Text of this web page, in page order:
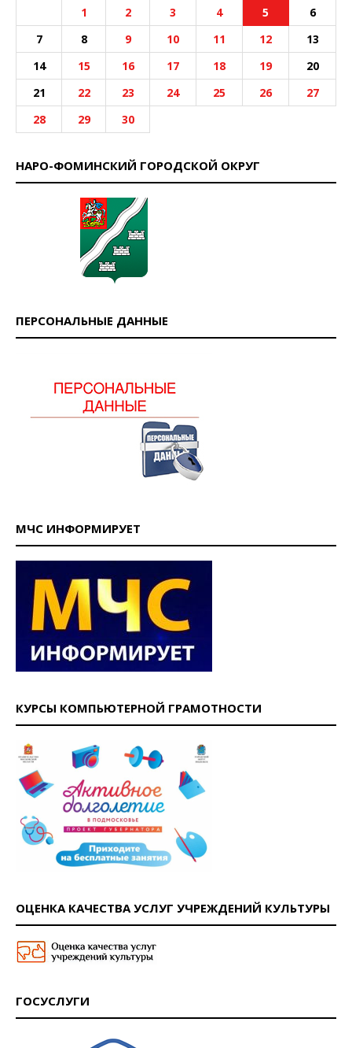
1 2 3 4 5
6
7
8 9 10 11 12
13
14
15 16 17 18 19
20
21
22 23 24 25 26
27
28
29 30
НАРО-ФОМИНСКИЙ ГОРОДСКОЙ ОКРУГ
ПЕРСОНАЛЬНЫЕ ДАННЫЕ
МЧС ИНФОРМИРУЕТ
КУРСЫ КОМПЬЮТЕРНОЙ ГРАМОТНОСТИ
ОЦЕНКА КАЧЕСТВА УСЛУГ УЧРЕЖДЕНИЙ КУЛЬТУРЫ
ГОСУСЛУГИ